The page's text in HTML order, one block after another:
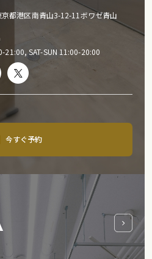
都港区南青山3-12-11ボワゼ青山
21:00, SAT-SUN 11:00-20:00
今すぐ予約